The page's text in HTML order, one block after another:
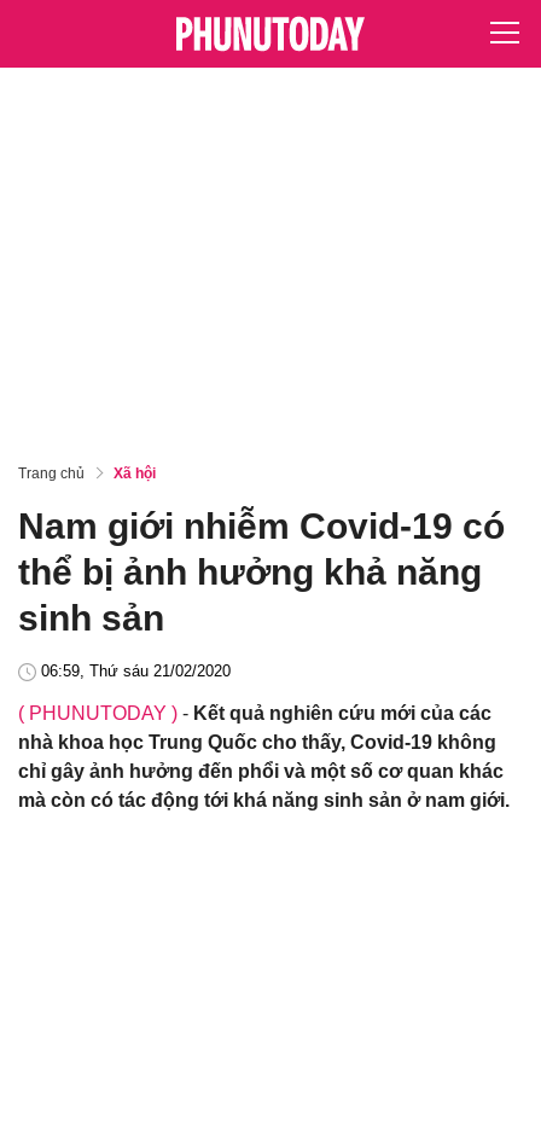
Trang chủ Xã hội
Nam giới nhiễm Covid-19 có
thể bị ảnh hưởng khả năng
sinh sản
06:59, Thứ sáu 21/02/2020
( PHUNUTODAY ) - Kết quả nghiên cứu mới của các
nhà khoa học Trung Quốc cho thấy, Covid-19 không
chỉ gây ảnh hưởng đến phổi và một số cơ quan khác
mà còn có tác động tới khá năng sinh sản ở nam giới.